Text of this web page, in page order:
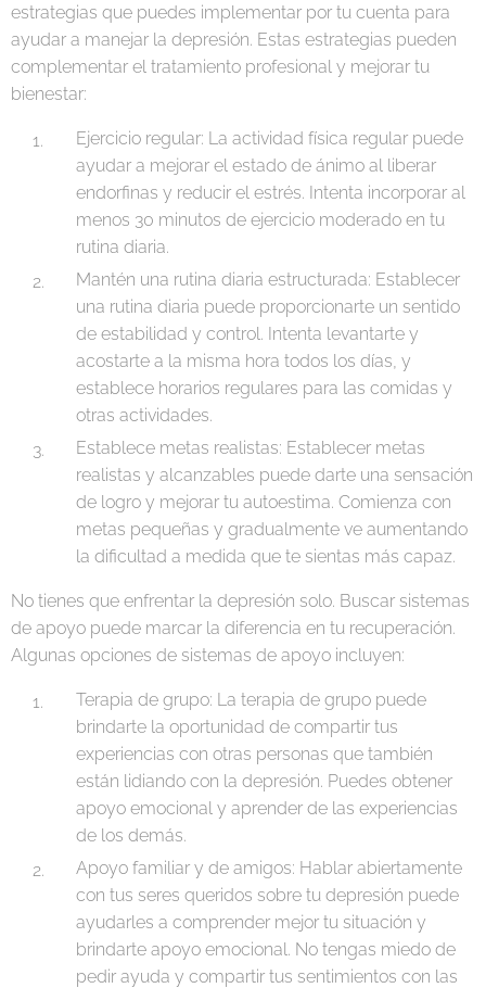
estrategias que puedes implementar por tu cuenta para
ayudar a manejar la depresión. Estas estrategias pueden
complementar el tratamiento profesional y mejorar tu
bienestar:
Ejercicio regular: La actividad física regular puede
ayudar a mejorar el estado de ánimo al liberar
endorfinas y reducir el estrés. Intenta incorporar al
menos 30 minutos de ejercicio moderado en tu
rutina diaria.
Mantén una rutina diaria estructurada: Establecer
una rutina diaria puede proporcionarte un sentido
de estabilidad y control. Intenta levantarte y
acostarte a la misma hora todos los días, y
establece horarios regulares para las comidas y
otras actividades.
Establece metas realistas: Establecer metas
realistas y alcanzables puede darte una sensación
de logro y mejorar tu autoestima. Comienza con
metas pequeñas y gradualmente ve aumentando
la dificultad a medida que te sientas más capaz.
No tienes que enfrentar la depresión solo. Buscar sistemas
de apoyo puede marcar la diferencia en tu recuperación.
Algunas opciones de sistemas de apoyo incluyen:
Terapia de grupo: La terapia de grupo puede
brindarte la oportunidad de compartir tus
experiencias con otras personas que también
están lidiando con la depresión. Puedes obtener
apoyo emocional y aprender de las experiencias
de los demás.
Apoyo familiar y de amigos: Hablar abiertamente
con tus seres queridos sobre tu depresión puede
ayudarles a comprender mejor tu situación y
brindarte apoyo emocional. No tengas miedo de
pedir ayuda y compartir tus sentimientos con las